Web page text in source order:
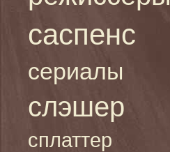
саспенс
сериалы
слэшер
сплаттер